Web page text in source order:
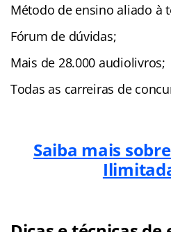
Método de ensino aliado à
Fórum de dúvidas;
Mais de 28.000 audiolivros;
Todas as carreiras de
Saiba mais